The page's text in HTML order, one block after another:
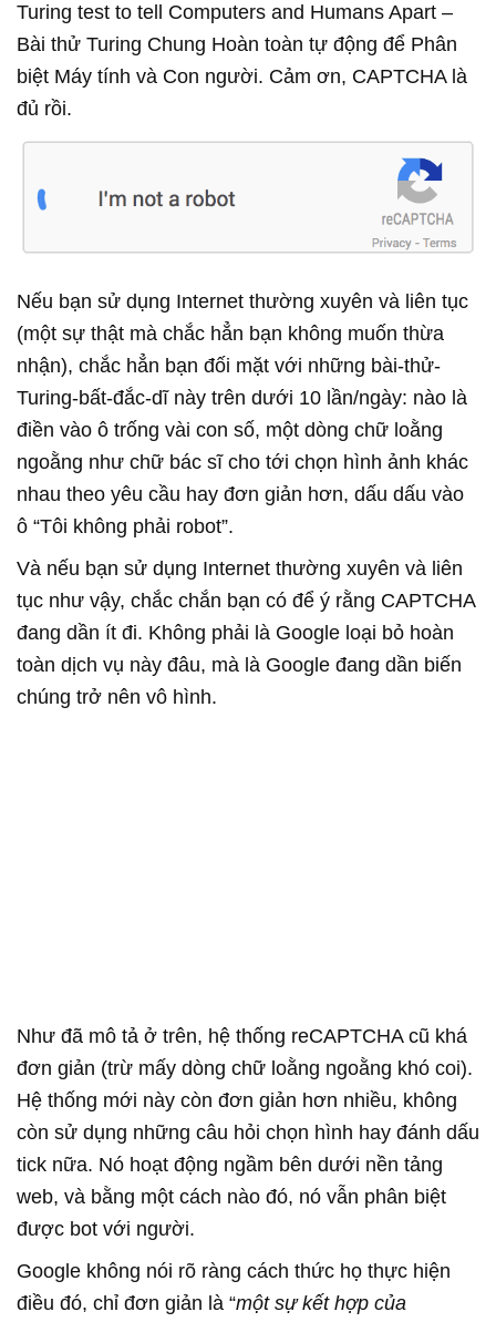
Turing test to tell Computers and Humans Apart –
Bài thử Turing Chung Hoàn toàn tự động để Phân
biệt Máy tính và Con người. Cảm ơn, CAPTCHA là
đủ rồi.
Nếu bạn sử dụng Internet thường xuyên và liên tục
(một sự thật mà chắc hẳn bạn không muốn thừa
nhận), chắc hẳn bạn đối mặt với những bài-thử-
Turing-bất-đắc-dĩ này trên dưới 10 lần/ngày: nào là
điền vào ô trống vài con số, một dòng chữ loằng
ngoằng như chữ bác sĩ cho tới chọn hình ảnh khác
nhau theo yêu cầu hay đơn giản hơn, dấu dấu vào
ô “Tôi không phải robot”.
Và nếu bạn sử dụng Internet thường xuyên và liên
tục như vậy, chắc chắn bạn có để ý rằng CAPTCHA
đang dần ít đi. Không phải là Google loại bỏ hoàn
toàn dịch vụ này đâu, mà là Google đang dần biến
chúng trở nên vô hình.
Như đã mô tả ở trên, hệ thống reCAPTCHA cũ khá
đơn giản (trừ mấy dòng chữ loằng ngoằng khó coi).
Hệ thống mới này còn đơn giản hơn nhiều, không
còn sử dụng những câu hỏi chọn hình hay đánh dấu
tick nữa. Nó hoạt động ngầm bên dưới nền tảng
web, và bằng một cách nào đó, nó vẫn phân biệt
được bot với người.
Google không nói rõ ràng cách thức họ thực hiện
điều đó, chỉ đơn giản là “một sự kết hợp của